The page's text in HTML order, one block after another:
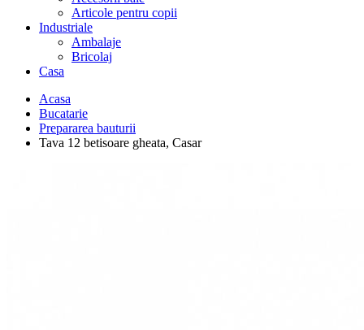
Articole pentru copii
Industriale
Ambalaje
Bricolaj
Casa
Acasa
Bucatarie
Prepararea bauturii
Tava 12 betisoare gheata, Casar